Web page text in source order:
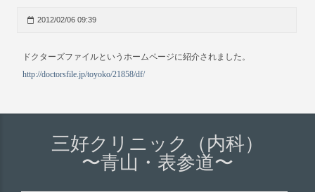
2012/02/06 09:39
ドクターズファイルというホームページに紹介されました。
http://doctorsfile.jp/toyoko/21858/df/
三好クリニック（内科）
〜青山・表参道〜